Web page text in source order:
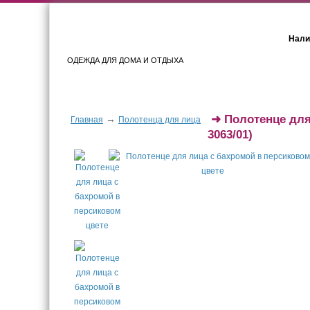
ОДЕЖДА ДЛЯ ДОМА И ОТДЫХА
Главная → Полотенца для лица ➜ Полотенце
3063/01)